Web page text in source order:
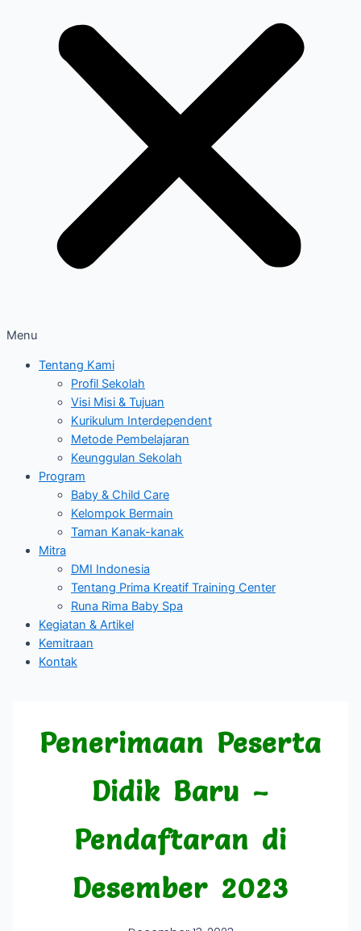
Menu
Tentang Kami
Profil Sekolah
Visi Misi & Tujuan
Kurikulum Interdependent
Metode Pembelajaran
Keunggulan Sekolah
Program
Baby & Child Care
Kelompok Bermain
Taman Kanak-kanak
Mitra
DMI Indonesia
Tentang Prima Kreatif Training Center
Runa Rima Baby Spa
Kegiatan & Artikel
Kemitraan
Kontak
Penerimaan Peserta
Didik Baru –
Pendaftaran di
Desember 2023